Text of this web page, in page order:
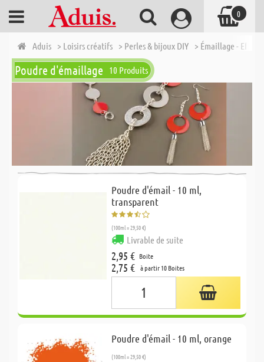
Aduis > Loisirs créatifs > Perles & bijoux DIY > Émaillage - Efcolor
Poudre d'émaillage 10 Produits
Poudre d'émail - 10 ml,
transparent
(100ml = 29,50 €)
Livrable de suite
2,95 € Boite
2,75 € à partir 10 Boites
Poudre d'émail - 10 ml, orange
(100ml = 29,50 €)
0